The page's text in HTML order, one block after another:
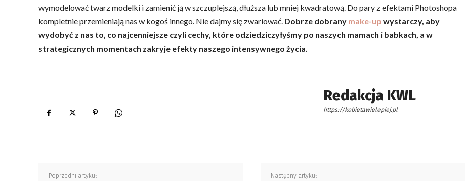
wymodelować twarz modelki i zamienić ją w szczuplejszą, dłuższa lub mniej kwadratową. Do pary z efektami Photoshopa
kompletnie przemieniają nas w kogoś innego. Nie dajmy się zwariować. Dobrze dobrany make-up wystarczy, aby
wydobyć z nas to, co najcenniejsze czyli cechy, które odziedziczyłyśmy po naszych mamach i babkach, a w
strategicznych momentach zakryje efekty naszego intensywnego życia.
Redakcja KWL
https://kobietawielepiej.pl
Poprzedni artykuł Następny artykuł